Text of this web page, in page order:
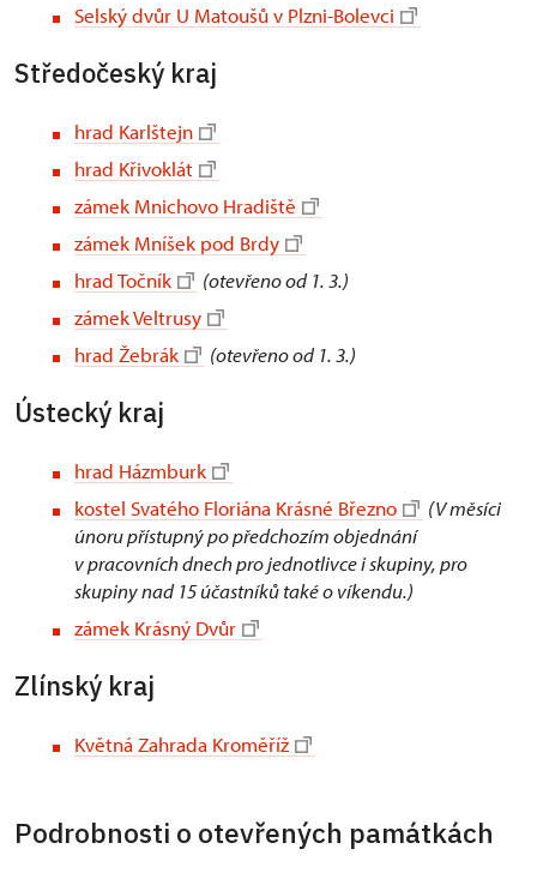
Selský dvůr U Matoušů v Plzni-Bolevci
Středočeský kraj
hrad Karlštejn
hrad Křivoklát
zámek Mnichovo Hradiště
zámek Mníšek pod Brdy
hrad Točník
(otevřeno od 1. 3.)
zámek Veltrusy
hrad Žebrák
(otevřeno od 1. 3.)
Ústecký kraj
hrad Házmburk
kostel Svatého Floriána Krásné Březno
(V měsíci
únoru přístupný po předchozím objednání
v pracovních dnech pro jednotlivce i skupiny, pro
skupiny nad 15 účastníků také o víkendu.)
zámek Krásný Dvůr
Zlínský kraj
Květná Zahrada Kroměříž
Podrobnosti o otevřených památkách